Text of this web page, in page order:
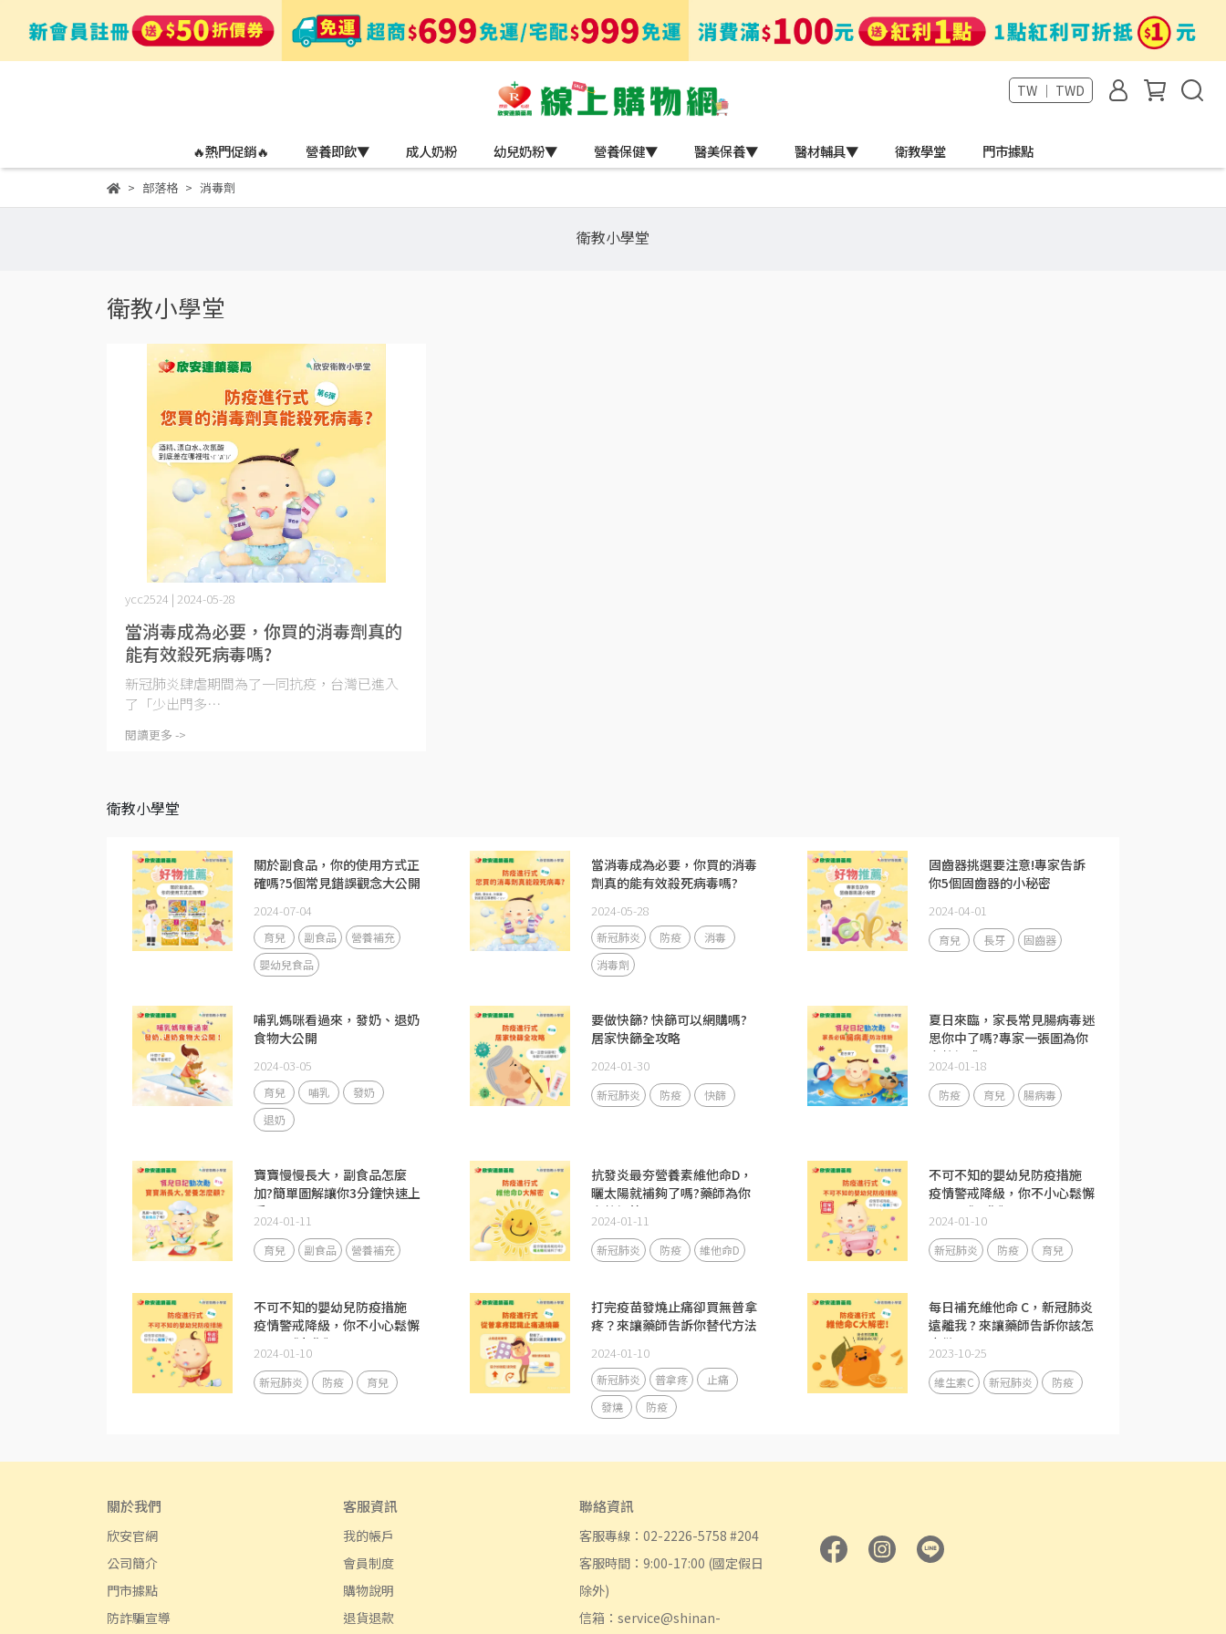
TW ｜ TWD
🔥熱門促銷🔥 營養即飲▼ 成人奶粉 幼兒奶粉▼ 營養保健▼ 醫美保養▼ 醫材輔具▼ 衛教學堂 門市據點
部落格 消毒劑
衛教小學堂
衛教小學堂
當消毒成為必要，你買的消毒劑真的
能有效殺死病毒嗎?
ycc2524 | 2024-05-28
新冠肺炎肆虐期間為了一同抗疫，台灣已進入
了「少出門多⋯
閱讀更多 ->
衛教小學堂
關於副食品，你的使用方式正
確嗎?5個常見錯誤觀念大公開
2024-07-04
育兒 副食品
營養補充
嬰幼兒食品
當消毒成為必要，你買的消毒
劑真的能有效殺死病毒嗎?
2024-05-28
新冠肺炎 防疫
消毒
消毒劑
固齒器挑選要注意!專家告訴
你5個固齒器的小秘密
2024-04-01
育兒 長牙 固齒器
哺乳媽咪看過來，發奶、退奶
食物大公開
2024-03-05
育兒 哺乳
發奶
退奶
要做快篩? 快篩可以網購嗎?
居家快篩全攻略
2024-01-30
新冠肺炎 防疫 快篩
夏日來臨，家長常見腸病毒迷
思你中了嗎?專家一張圖為你
完整解惑
2024-01-18
防疫 育兒 腸病毒
寶寶慢慢長大，副食品怎麼
加?簡單圖解讓你3分鐘快速上
手
2024-01-11
育兒 副食品 營養補充
抗發炎最夯營養素維他命D，
曬太陽就補夠了嗎?藥師為你
完整解答
2024-01-11
新冠肺炎 防疫 維他命D
不可不知的嬰幼兒防疫措施
疫情警戒降級，你不小心鬆懈
了嗎?《下集》
2024-01-10
新冠肺炎 防疫 育兒
不可不知的嬰幼兒防疫措施
疫情警戒降級，你不小心鬆懈
了嗎?《上集》
2024-01-10
新冠肺炎 防疫 育兒
打完疫苗發燒止痛卻買無普拿
疼？來讓藥師告訴你替代方法
2024-01-10
新冠肺炎 普拿疼
止痛
發燒
防疫
每日補充維他命 C，新冠肺炎
遠離我 ? 來讓藥師告訴你該怎
麼做
2023-10-25
維生素C 新冠肺炎 防疫
關於我們
欣安官網
公司簡介
門市據點
防詐騙宣導
客服資訊
我的帳戶
會員制度
購物說明
退貨退款
聯絡資訊
客服專線：02-2226-5758 #204
客服時間：9:00-17:00 (國定假日
除外)
信箱：service@shinan-